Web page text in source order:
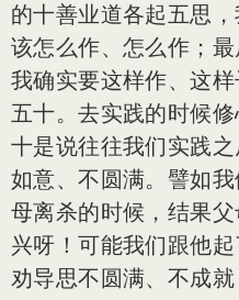
的十善业道各起五思
该怎么作、怎么作；
我确实要这样作、这
五十。去实践的时候
十是说往往我们实践
如意、不圆满。譬如
母离杀的时候，结果
兴呀！可能我们跟他
劝导思不圆满、不成